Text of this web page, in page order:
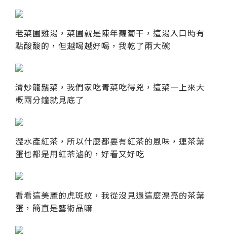
老菜圃雞湯，菜圃就是陳年蘿蔔干，這湯入口時有
點酸酸的，但越喝越好喝，我乾了兩大碗
清炒龍鬚菜，我們家吃青菜吃得兇，這菜一上來大
概兩分鐘就見底了
澀水產紅茶，所以什麼都要有紅茶的風味，連茶葉
蛋也都是用紅茶滷的，好看又好吃
看看這美麗的虎斑紋，我從沒見過這麼漂亮的茶葉
蛋，簡直是藝術品嘛